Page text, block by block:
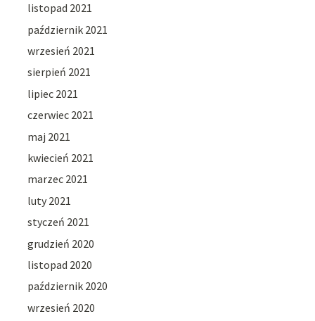
listopad 2021
październik 2021
wrzesień 2021
sierpień 2021
lipiec 2021
czerwiec 2021
maj 2021
kwiecień 2021
marzec 2021
luty 2021
styczeń 2021
grudzień 2020
listopad 2020
październik 2020
wrzesień 2020